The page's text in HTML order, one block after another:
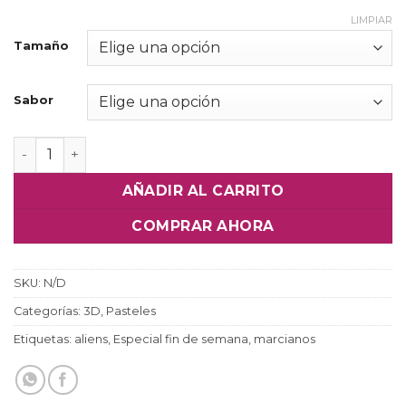
Tamaño
Sabor
LIMPIAR
Pastel Llegaron los Marcianos cantidad
AÑADIR AL CARRITO
COMPRAR AHORA
SKU: N/D
Categorías: 3D, Pasteles
Etiquetas: aliens, Especial fin de semana, marcianos